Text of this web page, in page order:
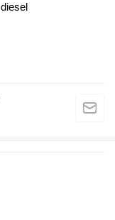
diesel